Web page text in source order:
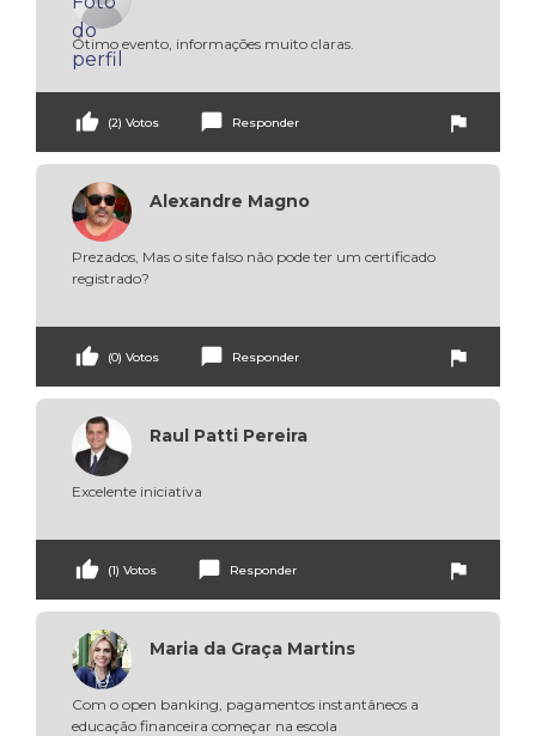
Ótimo evento, informações muito claras.
thumb_up (2) Votos chat_bubble Responder flag
Alexandre Magno
Prezados, Mas o site falso não pode ter um certificado
thumb_up (0) Votos chat_bubble Responder flag
Raul Patti Pereira
Excelente iniciativa
thumb_up (1) Votos chat_bubble Responder flag
Maria da Graça Martins
Com o open banking, pagamentos instantâneos a
educação financeira começar na escola